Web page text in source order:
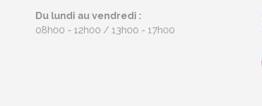
Du lundi au vendredi :
08h00 - 12h00
13h00 - 17h00